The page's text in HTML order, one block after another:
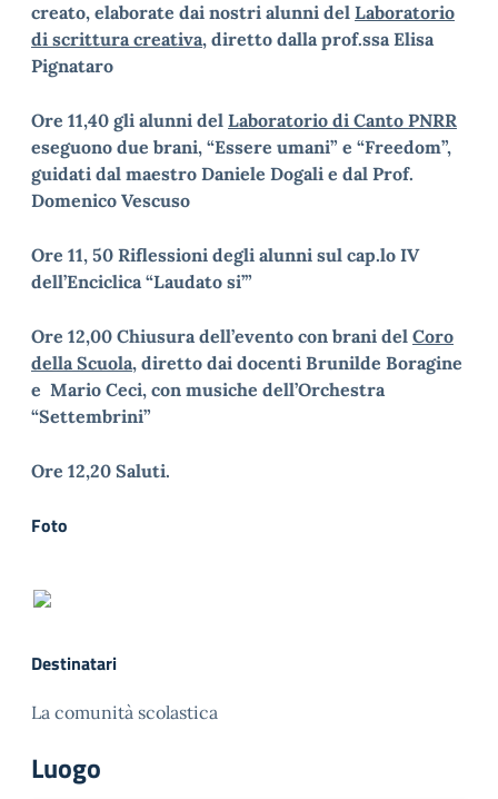
creato, elaborate dai nostri alunni del Laboratorio
di scrittura creativa, diretto dalla prof.ssa Elisa
Pignataro
Ore 11,40 gli alunni del Laboratorio di Canto PNRR
eseguono due brani, “Essere umani” e “Freedom”,
guidati dal maestro Daniele Dogali e dal Prof.
Domenico Vescuso
Ore 11, 50 Riflessioni degli alunni sul cap.lo IV
dell’Enciclica “Laudato si’”
Ore 12,00 Chiusura dell’evento con brani del Coro
della Scuola, diretto dai docenti Brunilde Boragine
e Mario Ceci, con musiche dell’Orchestra
“Settembrini”
Ore 12,20 Saluti.
Foto
Destinatari
La comunità scolastica
Luogo